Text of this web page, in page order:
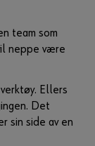
team som
neppe være
Ellers
Det
sin side av en